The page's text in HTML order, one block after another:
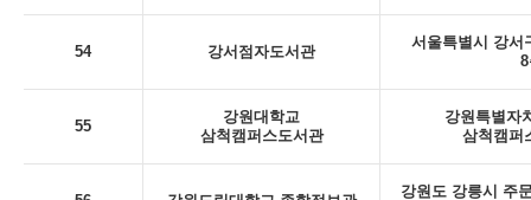
54 강서점자도서관
서울특별시 강서
55
강원대학교
삼척캠퍼스도서관
강원특별자
삼척캠퍼
강원도 강릉시 주